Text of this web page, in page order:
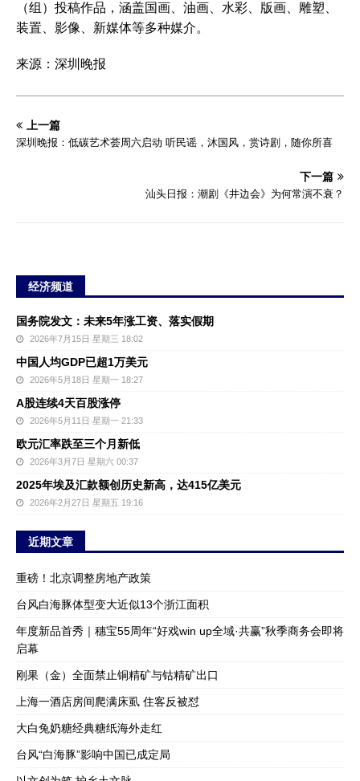
（组）投稿作品，涵盖国画、油画、水彩、版画、雕塑、
装置、影像、新媒体等多种媒介。
来源：深圳晚报
上一篇
深圳晚报：低碳艺术荟周六启动 听民谣，沐国风，赏诗剧，随你所喜
下一篇
汕头日报：潮剧《井边会》为何常演不衰？
经济频道
国务院发文：未来5年涨工资、落实假期
2026年7月15日 星期三 18:02
中国人均GDP已超1万美元
2026年5月18日 星期一 18:27
A股连续4天百股涨停
2026年5月11日 星期一 21:33
欧元汇率跌至三个月新低
2026年3月7日 星期六 00:37
2025年埃及汇款额创历史新高，达415亿美元
2026年2月27日 星期五 19:16
近期文章
重磅！北京调整房地产政策
台风白海豚体型变大近似13个浙江面积
年度新品首秀｜穗宝55周年“好戏win up全域·共赢”秋季商务会即将
启幕
刚果（金）全面禁止铜精矿与钴精矿出口
上海一酒店房间爬满床虱 住客反被怼
大白兔奶糖经典糖纸海外走红
台风“白海豚”影响中国已成定局